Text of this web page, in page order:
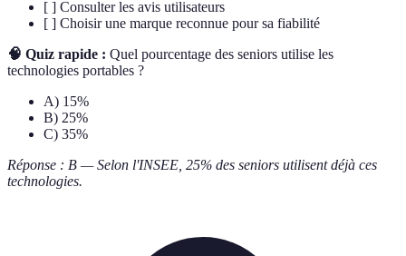
[ ] Consulter les avis utilisateurs
[ ] Choisir une marque reconnue pour sa fiabilité
🧠 Quiz rapide : Quel pourcentage des seniors utilise les
technologies portables ?
A) 15%
B) 25%
C) 35%
Réponse : B — Selon l'INSEE, 25% des seniors utilisent déjà ces
technologies.